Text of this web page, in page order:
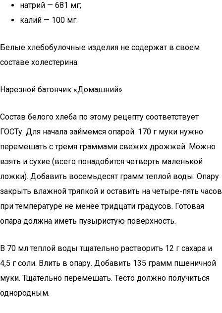
натрий — 681 мг;
калий — 100 мг.
Белые хлебобулочные изделия не содержат в своем
составе холестерина.
Нарезной батончик «Домашний»
Состав белого хлеба по этому рецепту соответствует
ГОСТу. Для начала займемся опарой. 170 г муки нужно
перемешать с тремя граммами свежих дрожжей. Можно
взять и сухие (всего понадобится четверть маленькой
ложки). Добавить восемьдесят грамм теплой воды. Опару
закрыть влажной тряпкой и оставить на четыре-пять часов
при температуре не менее тридцати градусов. Готовая
опара должна иметь пузыристую поверхность.
В 70 мл теплой воды тщательно растворить 12 г сахара и
4,5 г соли. Влить в опару. Добавить 135 грамм пшеничной
муки. Тщательно перемешать. Тесто должно получиться
однородным.